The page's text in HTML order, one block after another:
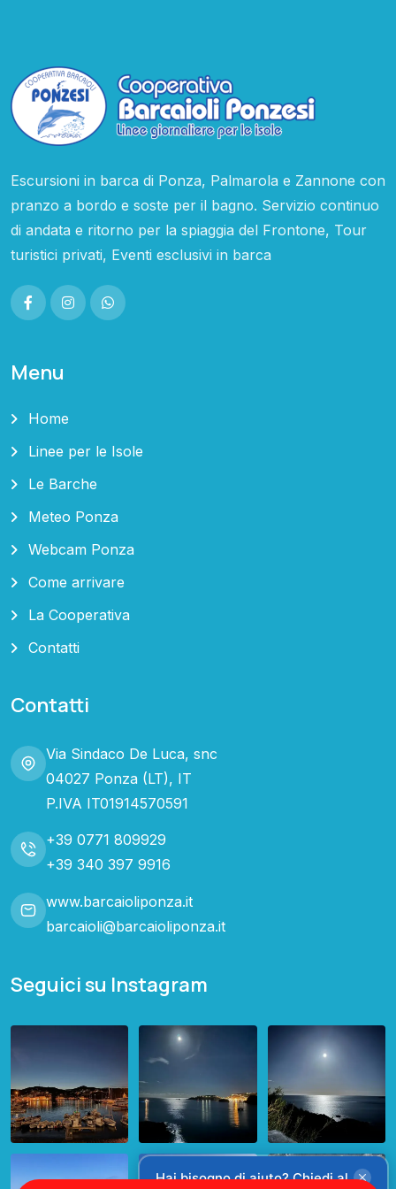
Escursioni in barca di Ponza, Palmarola e Zannone con
pranzo a bordo e soste per il bagno. Servizio continuo
di andata e ritorno per la spiaggia del Frontone, Tour
turistici privati, Eventi esclusivi in barca
Menu
Home
Linee per le Isole
Le Barche
Meteo Ponza
Webcam Ponza
Come arrivare
La Cooperativa
Contatti
Contatti
Via Sindaco De Luca, snc
04027 Ponza (LT), IT
P.IVA IT01914570591
+39 0771 809929
+39 340 397 9916
www.barcaioliponza.it
barcaioli@barcaioliponza.it
Seguici su Instagram
Hai bisogno di aiuto? Chiedi al